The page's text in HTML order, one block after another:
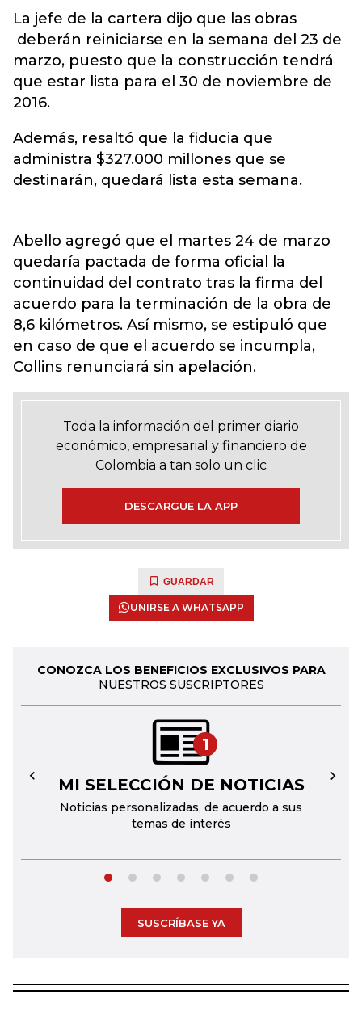
La jefe de la cartera dijo que las obras
deberán reiniciarse en la semana del 23 de
marzo, puesto que la construcción tendrá
que estar lista para el 30 de noviembre de
2016.
Además, resaltó que la fiducia que
administra $327.000 millones que se
destinarán, quedará lista esta semana.
Abello agregó que el martes 24 de marzo
quedaría pactada de forma oficial la
continuidad del contrato tras la firma del
acuerdo para la terminación de la obra de
8,6 kilómetros. Así mismo, se estipuló que
en caso de que el acuerdo se incumpla,
Collins renunciará sin apelación.
Toda la información del primer diario
económico, empresarial y financiero de
Colombia a tan solo un clic
DESCARGUE LA APP
GUARDAR
UNIRSE A WHATSAPP
CONOZCA LOS BENEFICIOS EXCLUSIVOS PARA
NUESTROS SUSCRIPTORES
1
MI SELECCIÓN DE NOTICIAS
Noticias personalizadas, de acuerdo a sus
temas de interés
← →
SUSCRÍBASE YA